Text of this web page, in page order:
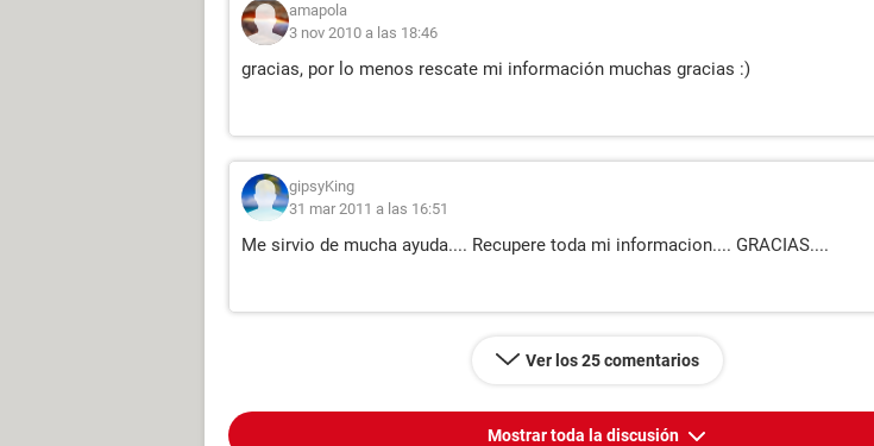
amapola
3 nov 2010 a las 18:46
gracias, por lo menos rescate mi información muchas gracias :)
gipsyKing
31 mar 2011 a las 16:51
Me sirvio de mucha ayuda.... Recupere toda mi informacion.... GRACIAS....
Ver los 25 comentarios
Mostrar toda la discusión